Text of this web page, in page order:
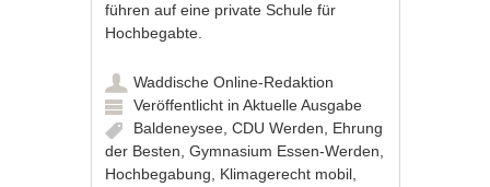
führen auf eine private Schule für
Hochbegabte.
Waddische Online-Redaktion
Veröffentlicht inAktuelle Ausgabe
Baldeneysee,CDU Werden, Ehrung
der Besten,Gymnasium Essen-Werden,
Hochbegabung, Klimagerecht mobil,